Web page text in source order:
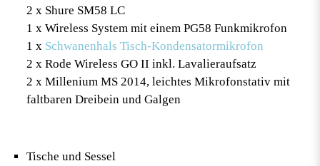
2 x Shure SM58 LC
1 x Wireless System mit einem PG58 Funkmikrofon
1 x Schwanenhals Tisch-Kondensatormikrofon
2 x Rode Wireless GO II inkl. Lavalieraufsatz
2 x Millenium MS 2014, leichtes Mikrofonstativ mit
faltbaren Dreibein und Galgen
Tische und Sessel